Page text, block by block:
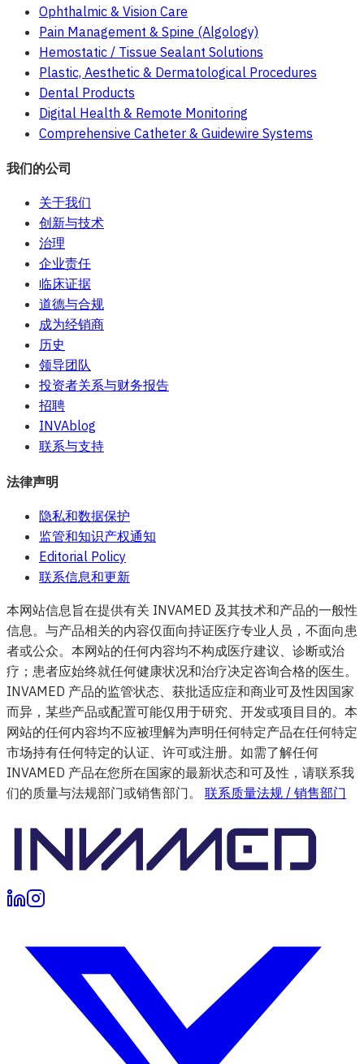
Ophthalmic & Vision Care
Pain Management & Spine (Algology)
Hemostatic / Tissue Sealant Solutions
Plastic, Aesthetic & Dermatological Procedures
Dental Products
Digital Health & Remote Monitoring
Comprehensive Catheter & Guidewire Systems
我们的公司
关于我们
创新与技术
治理
企业责任
临床证据
道德与合规
成为经销商
历史
领导团队
投资者关系与财务报告
招聘
INVAblog
联系与支持
法律声明
隐私和数据保护
监管和知识产权通知
Editorial Policy
联系信息和更新
本网站信息旨在提供有关 INVAMED 及其技术和产品的一般性
信息。与产品相关的内容仅面向持证医疗专业人员，不面向患
者或公众。本网站的任何内容均不构成医疗建议、诊断或治
疗；患者应始终就任何健康状况和治疗决定咨询合格的医生。
INVAMED 产品的监管状态、获批适应症和商业可及性因国家
而异，某些产品或配置可能仅用于研究、开发或项目目的。本
网站的任何内容均不应被理解为声明任何特定产品在任何特定
市场持有任何特定的认证、许可或注册。如需了解任何
INVAMED 产品在您所在国家的最新状态和可及性，请联系我
们的质量与法规部门或销售部门。
联系质量法规 / 销售部门